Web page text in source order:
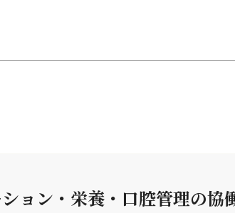
ョン・栄養・口腔管理の協